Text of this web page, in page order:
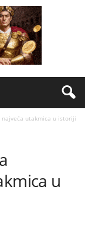
najveća utakmica u istoriji
u